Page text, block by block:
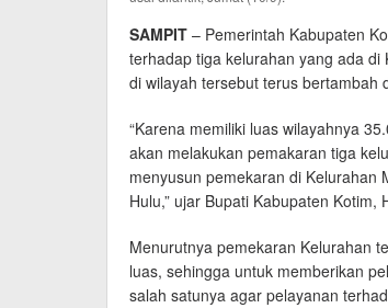
SAMPIT – Pemerintah Kabupaten
terhadap tiga kelurahan yang ada
di wilayah tersebut terus bertambah
“Karena memiliki luas wilayahnya
akan melakukan pemakaran tiga
menyusun pemekaran di Kelurahan
Hulu,” ujar Bupati Kabupaten Kotim,
Menurutnya pemekaran Kelurahan
luas, sehingga untuk memberikan
salah satunya agar pelayanan